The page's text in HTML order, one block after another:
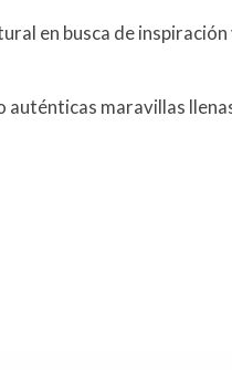
en busca de
maravillas